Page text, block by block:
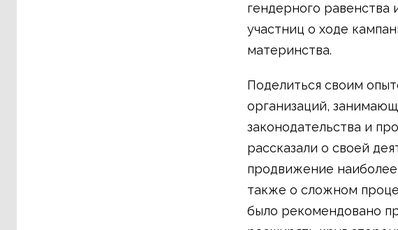
гендерного
участниц о ходе
материнства.
Поделиться своим
организаций,
законодательства и
рассказали о своей
продвижение наиболее
также о сложном
было рекомендовано